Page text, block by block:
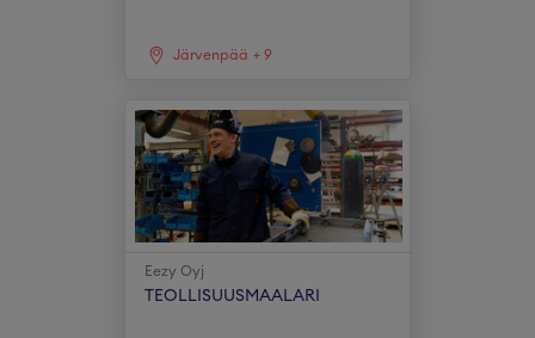
Järvenpää + 9
Eezy Oyj
TEOLLISUUSMAALARI